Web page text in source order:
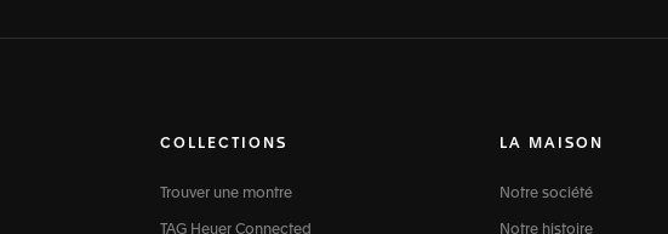
COLLECTIONS
Trouver une montre
TAG Heuer Connected
LA MAISON
Notre société
Notre histoire